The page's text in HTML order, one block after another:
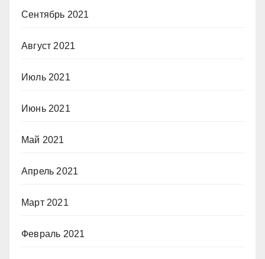
Сентябрь 2021
Август 2021
Июль 2021
Июнь 2021
Май 2021
Апрель 2021
Март 2021
Февраль 2021